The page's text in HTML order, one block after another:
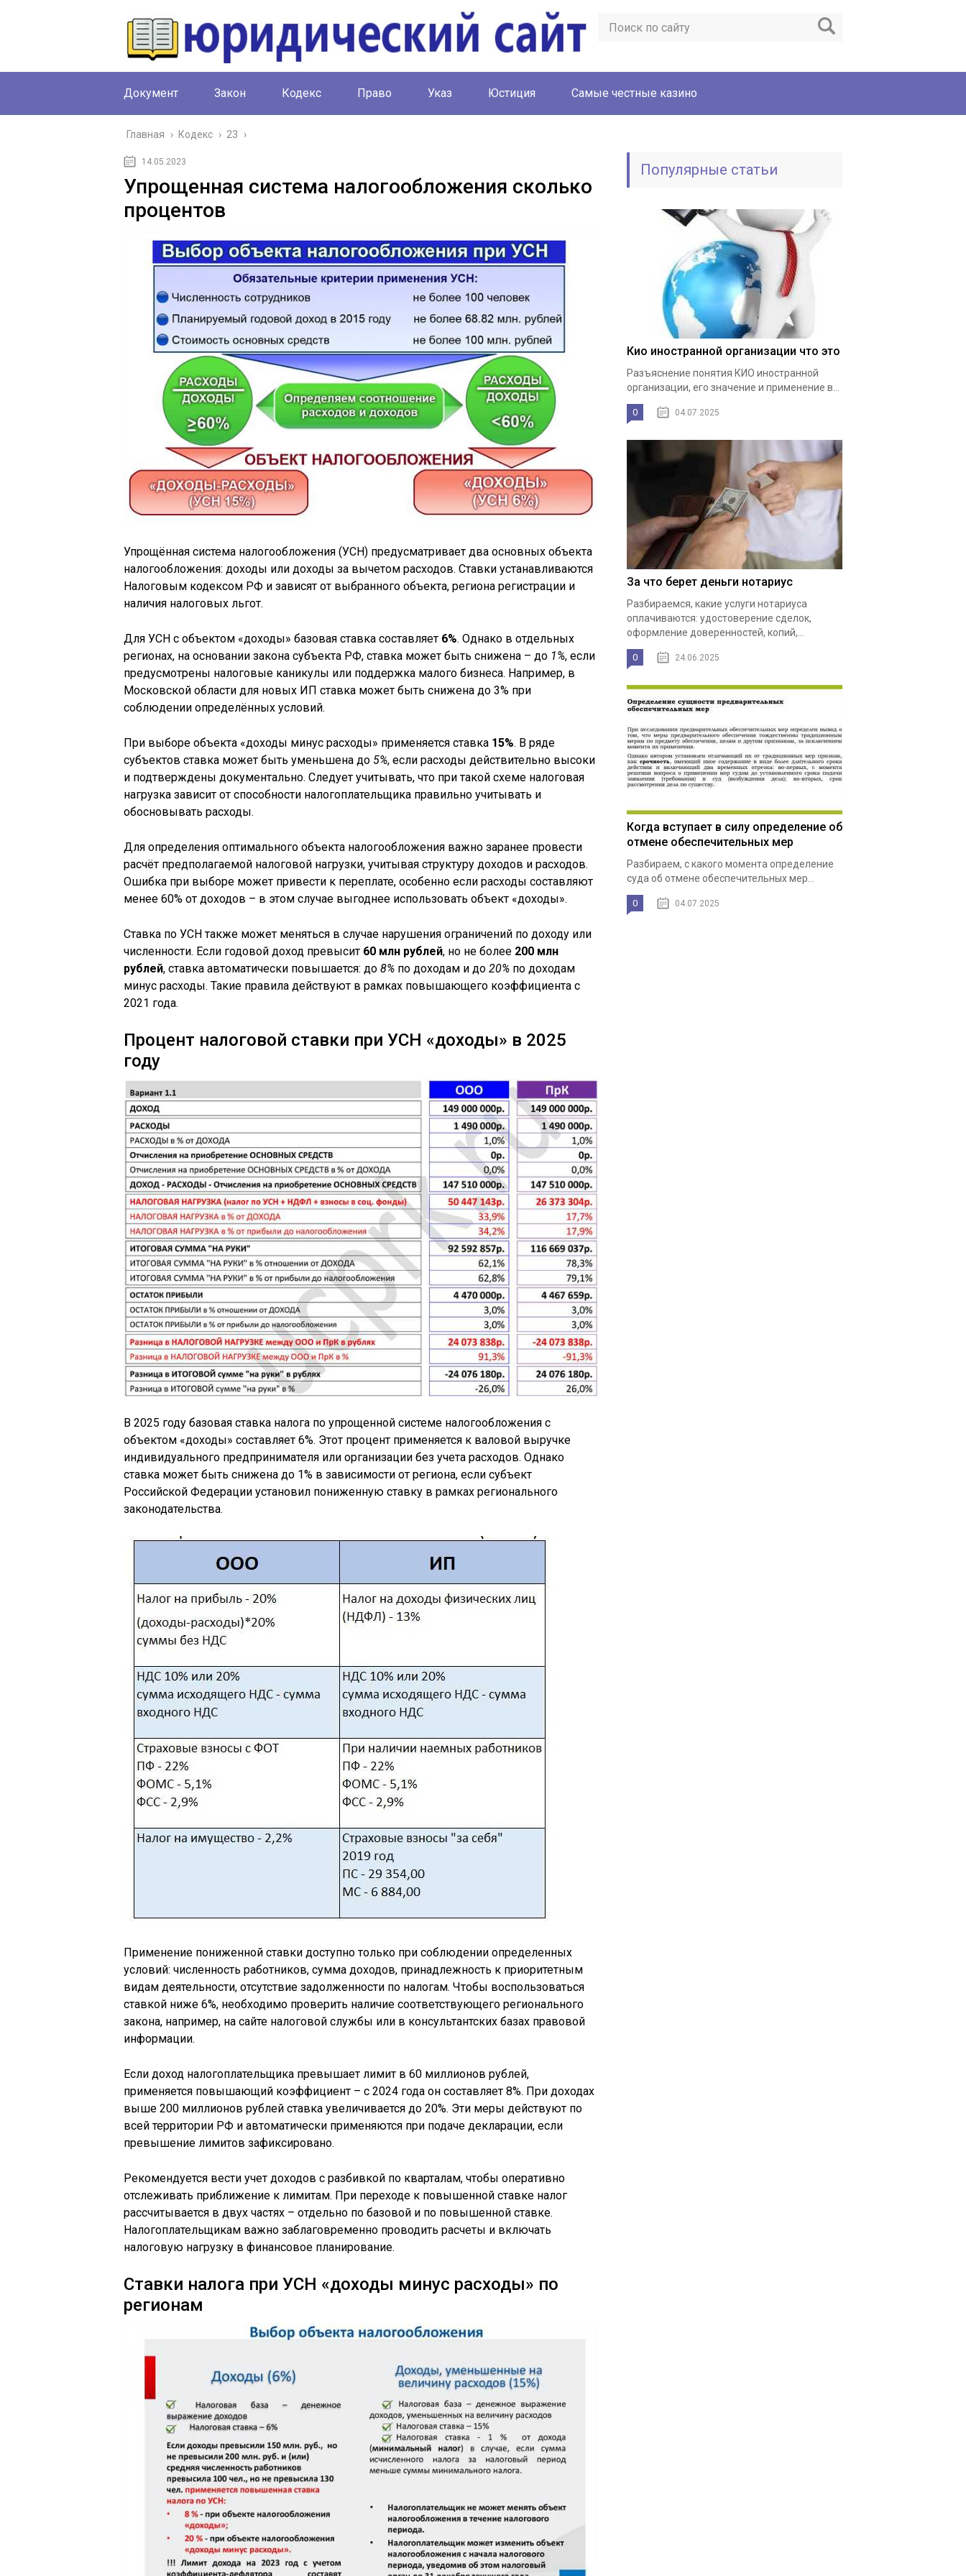
Документ Закон Кодекс Право Указ Юстиция Cамые честные казино
Главная › Кодекс › 23 ›
14.05.2023
Упрощенная система налогообложения сколько
процентов
Упрощённая система налогообложения (УСН) предусматривает два основных объекта
налогообложения: доходы или доходы за вычетом расходов. Ставки устанавливаются
Налоговым кодексом РФ и зависят от выбранного объекта, региона регистрации и
наличия налоговых льгот.
Для УСН с объектом «доходы» базовая ставка составляет 6%. Однако в отдельных
регионах, на основании закона субъекта РФ, ставка может быть снижена – до 1%, если
предусмотрены налоговые каникулы или поддержка малого бизнеса. Например, в
Московской области для новых ИП ставка может быть снижена до 3% при
соблюдении определённых условий.
При выборе объекта «доходы минус расходы» применяется ставка 15%. В ряде
субъектов ставка может быть уменьшена до 5%, если расходы действительно высоки
и подтверждены документально. Следует учитывать, что при такой схеме налоговая
нагрузка зависит от способности налогоплательщика правильно учитывать и
обосновывать расходы.
Для определения оптимального объекта налогообложения важно заранее провести
расчёт предполагаемой налоговой нагрузки, учитывая структуру доходов и расходов.
Ошибка при выборе может привести к переплате, особенно если расходы составляют
менее 60% от доходов – в этом случае выгоднее использовать объект «доходы».
Ставка по УСН также может меняться в случае нарушения ограничений по доходу или
численности. Если годовой доход превысит 60 млн рублей, но не более 200 млн
рублей, ставка автоматически повышается: до 8% по доходам и до 20% по доходам
минус расходы. Такие правила действуют в рамках повышающего коэффициента с
2021 года.
Процент налоговой ставки при УСН «доходы» в 2025
году
В 2025 году базовая ставка налога по упрощенной системе налогообложения с
объектом «доходы» составляет 6%. Этот процент применяется к валовой выручке
индивидуального предпринимателя или организации без учета расходов. Однако
ставка может быть снижена до 1% в зависимости от региона, если субъект
Российской Федерации установил пониженную ставку в рамках регионального
законодательства.
Применение пониженной ставки доступно только при соблюдении определенных
условий: численность работников, сумма доходов, принадлежность к приоритетным
видам деятельности, отсутствие задолженности по налогам. Чтобы воспользоваться
ставкой ниже 6%, необходимо проверить наличие соответствующего регионального
закона, например, на сайте налоговой службы или в консультантских базах правовой
информации.
Если доход налогоплательщика превышает лимит в 60 миллионов рублей,
применяется повышающий коэффициент – с 2024 года он составляет 8%. При доходах
выше 200 миллионов рублей ставка увеличивается до 20%. Эти меры действуют по
всей территории РФ и автоматически применяются при подаче декларации, если
превышение лимитов зафиксировано.
Рекомендуется вести учет доходов с разбивкой по кварталам, чтобы оперативно
отслеживать приближение к лимитам. При переходе к повышенной ставке налог
рассчитывается в двух частях – отдельно по базовой и по повышенной ставке.
Налогоплательщикам важно заблаговременно проводить расчеты и включать
налоговую нагрузку в финансовое планирование.
Ставки налога при УСН «доходы минус расходы» по
регионам
Популярные статьи
Кио иностранной организации что это
Разъяснение понятия КИО иностранной
организации, его значение и применение в...
0 04.07.2025
За что берет деньги нотариус
Разбираемся, какие услуги нотариуса
оплачиваются: удостоверение сделок,
оформление доверенностей, копий,...
0 24.06.2025
Когда вступает в силу определение об
отмене обеспечительных мер
Разбираем, с какого момента определение
суда об отмене обеспечительных мер...
0 04.07.2025